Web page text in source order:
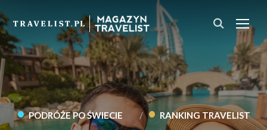
• PODRÓŻE PO ŚWIECIE • RANKING TRAVELIST